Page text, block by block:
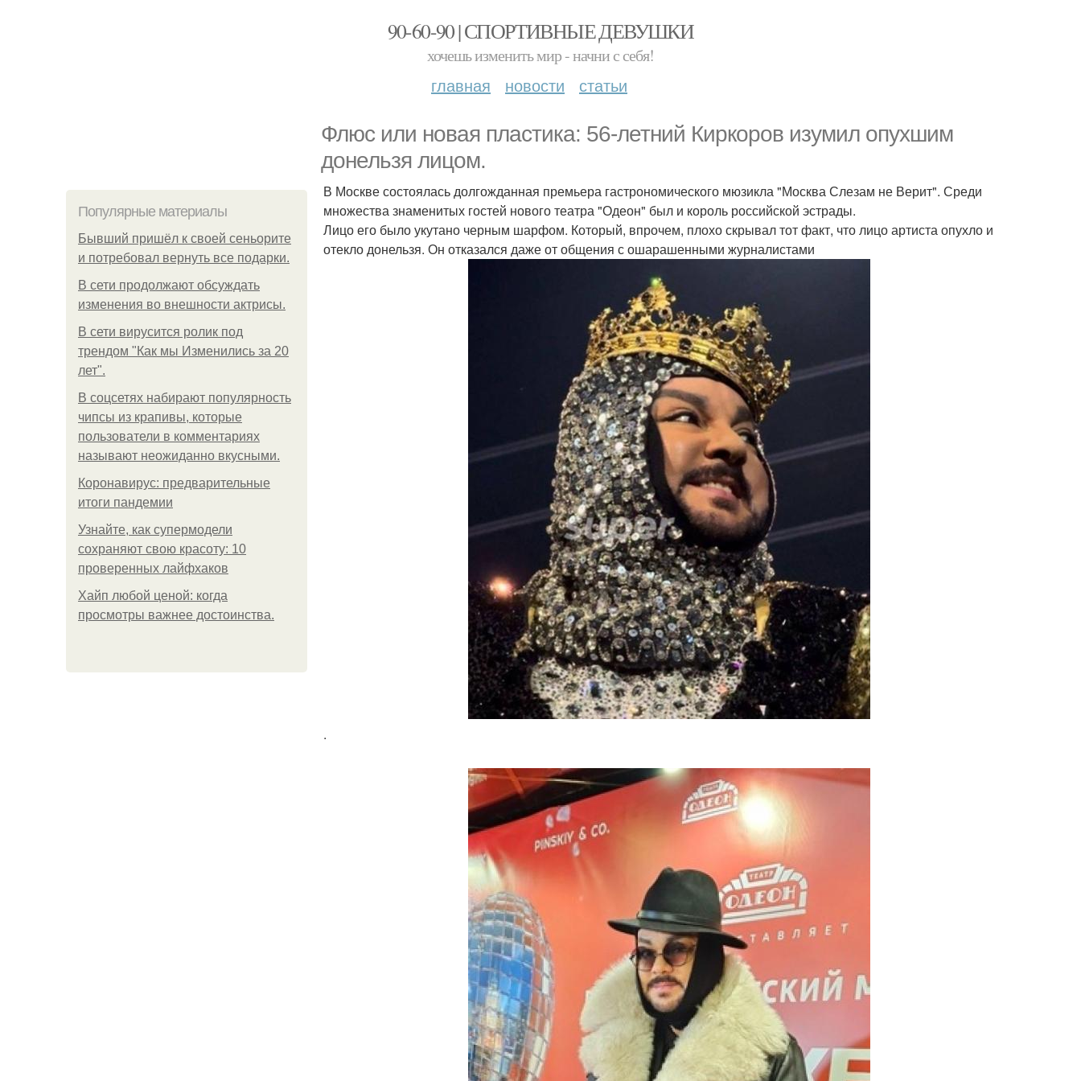
90-60-90 | СПОРТИВНЫЕ ДЕВУШКИ
хочешь изменить мир - начни с себя!
главная новости статьи
Флюс или новая пластика: 56-летний Киркоров изумил опухшим
донельзя лицом.
Популярные материалы
Бывший пришёл к своей сеньорите
и потребовал вернуть все подарки.
В сети продолжают обсуждать
изменения во внешности актрисы.
В сети вирусится ролик под
трендом "Как мы Изменились за 20
лет".
В соцсетях набирают популярность
чипсы из крапивы, которые
пользователи в комментариях
называют неожиданно вкусными.
Коронавирус: предварительные
итоги пандемии
Узнайте, как супермодели
сохраняют свою красоту: 10
проверенных лайфхаков
Хайп любой ценой: когда
просмотры важнее достоинства.
В Москве состоялась долгожданная премьера гастрономического мюзикла "Москва Слезам не Верит". Среди
множества знаменитых гостей нового театра "Одеон" был и король российской эстрады.
Лицо его было укутано черным шарфом. Который, впрочем, плохо скрывал тот факт, что лицо артиста опухло и
отекло донельзя. Он отказался даже от общения с ошарашенными журналистами
.